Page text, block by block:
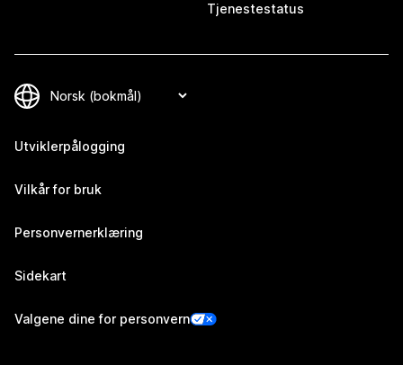
Tjenestestatus
Utviklerpålogging
Vilkår for bruk
Personvernerklæring
Sidekart
Valgene dine for personvern